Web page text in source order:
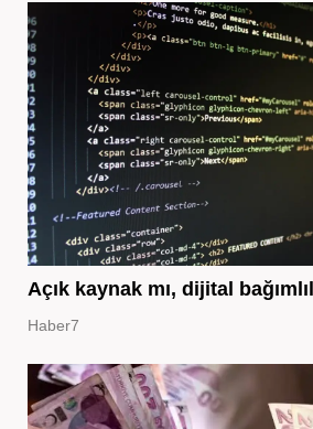
Açık kaynak mı, dijital
Haber7